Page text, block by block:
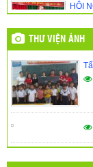
HỘI
(01/
TIỂU
(14/
(27/
THƯ VIỆN ẢNH